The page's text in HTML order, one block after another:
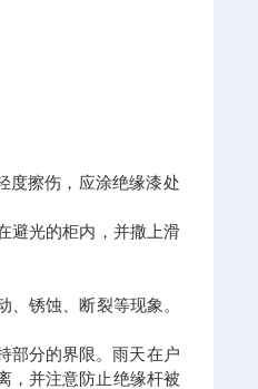
度擦伤，应涂绝缘漆处
避光的柜内，并撒上滑
锈蚀、断裂等现象。
部分的界限。雨天在户
，并注意防止绝缘杆被